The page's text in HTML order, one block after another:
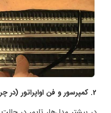
2. کمپرسور و فن اواپراتور (در چرخه سرمایش)